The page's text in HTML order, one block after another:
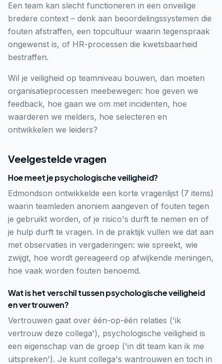
Een team kan slecht functioneren in een onveilige
bredere context – denk aan beoordelingssystemen die
fouten afstraffen, een topcultuur waarin tegenspraak
ongewenst is, of HR-processen die kwetsbaarheid
bestraffen.
Wil je veiligheid op teamniveau bouwen, dan moeten
organisatieprocessen meebewegen: hoe geven we
feedback, hoe gaan we om met incidenten, hoe
waarderen we melders, hoe selecteren en
ontwikkelen we leiders?
Veelgestelde vragen
Hoe meet je psychologische veiligheid?
Edmondson ontwikkelde een korte vragenlijst (7 items)
waarin teamleden anoniem aangeven of fouten tegen
je gebruikt worden, of je risico's durft te nemen en of
je hulp durft te vragen. In de praktijk vullen we dat aan
met observaties in vergaderingen: wie spreekt, wie
zwijgt, hoe wordt gereageerd op afwijkende meningen,
hoe vaak worden fouten benoemd.
Wat is het verschil tussen psychologische veiligheid
en vertrouwen?
Vertrouwen gaat over één-op-één relaties ('ik
vertrouw deze collega'), psychologische veiligheid is
een eigenschap van de groep ('in dit team kan ik me
uitspreken'). Je kunt collega's wantrouwen en toch in